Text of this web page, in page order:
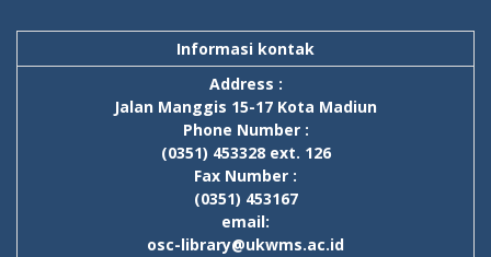
Informasi kontak
Address :
Jalan Manggis 15-17 Kota Madiun
Phone Number :
(0351) 453328 ext. 126
Fax Number :
(0351) 453167
email:
osc-library@ukwms.ac.id